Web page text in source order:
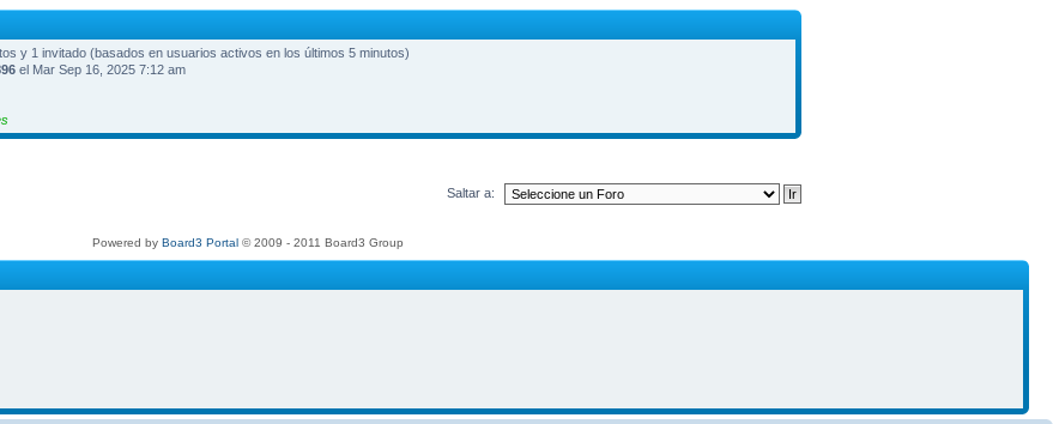
y 1 invitado (basados en usuarios activos en los últimos 5 minutos)
el Mar Sep 16, 2025 7:12 am
Saltar a:
Powered by Board3 Portal © 2009 - 2011 Board3 Group